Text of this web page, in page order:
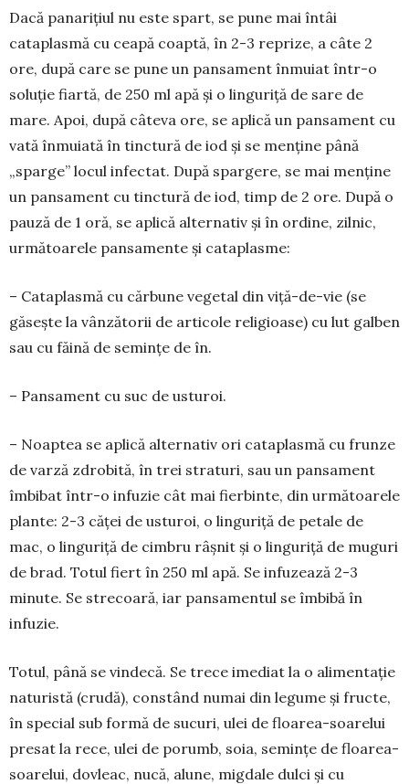
Dacă panarițiul nu este spart, se pune mai întâi
cataplasmă cu ceapă coaptă, în 2-3 reprize, a câte 2
ore, după care se pune un pansament înmuiat într-o
soluție fiartă, de 250 ml apă și o linguriță de sare de
mare. Apoi, după câteva ore, se aplică un pansament cu
vată înmuiată în tinctură de iod și se menține până
„sparge” locul infectat. După spar­gere, se mai menține
un pansament cu tinctură de iod, timp de 2 ore. După o
pauză de 1 oră, se aplică alternativ și în ordine, zilnic,
următoarele pansa­mente și cataplasme:
– Cataplasmă cu cărbune ve­ge­tal din viță-de-vie (se
găsește la vânzătorii de articole religioase) cu lut galben
sau cu făină de se­mințe de în.
– Pansament cu suc de ustu­roi.
– Noaptea se aplică alternativ ori cataplasmă cu frunze
de varză zdrobită, în trei straturi, sau un pansament
îmbibat într-o infuzie cât mai fierbinte, din următoarele
plante: 2-3 căței de usturoi, o lin­guriță de petale de
mac, o lingu­riță de cimbru râșnit și o linguriță de muguri
de brad. Totul fiert în 250 ml apă. Se infuzează 2-3
minute. Se strecoară, iar pansa­men­tul se îmbibă în
infuzie.
Totul, până se vindecă. Se trece imediat la o ali­mentație
naturistă (crudă), constând numai din le­gume și fructe,
în special sub formă de sucuri, ulei de floarea-soarelui
presat la rece, ulei de porumb, soia, semințe de floarea-
soarelui, dovleac, nucă, alune, migdale dulci și cu